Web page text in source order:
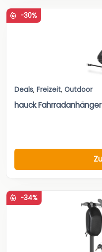
-30%
Deals, Freizeit, Outdoor
hauck
-34%